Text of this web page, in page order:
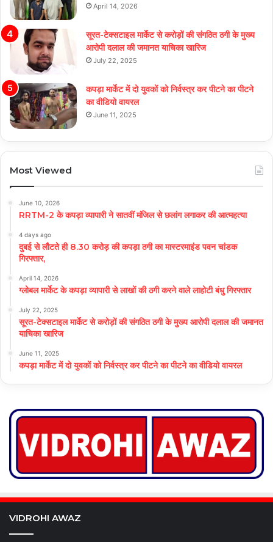
April 14, 2026
सूरत-टेक्सटाइल मार्केट से करोड़ों की संगठित ठगी के मुख्य
आरोपी दलाल की जमानत याचिका खारिज
July 22, 2025
कपड़ा मार्केट में दो युवकों को निर्वस्त्र कर पीटने का पीटने
का वीडियो वायरल
June 11, 2025
Most Viewed
June 10, 2026
RRTM-2 के कपड़ा व्यापारी ने सातवीं मंजिल से छलांग लगाकर की आत्महत्या
4 days ago
दुबई से लौटते ही 8.30 करोड़ की कपड़ा ठगी का मास्टरमाइंड पवन चांडक
गिरफ्तार,
April 14, 2026
ग्लोबल मार्केट के कपड़ा व्यापारी से लाखों की ठगी करने वाले लाहोटी बंधु गिरफ्तार
July 22, 2025
सूरत-टेक्सटाइल मार्केट से करोड़ों की संगठित ठगी के मुख्य आरोपी दलाल की जमानत
याचिका खारिज
June 11, 2025
कपड़ा मार्केट में दो युवकों को निर्वस्त्र कर पीटने का पीटने का वीडियो वायरल
VIDROHI AWAZ